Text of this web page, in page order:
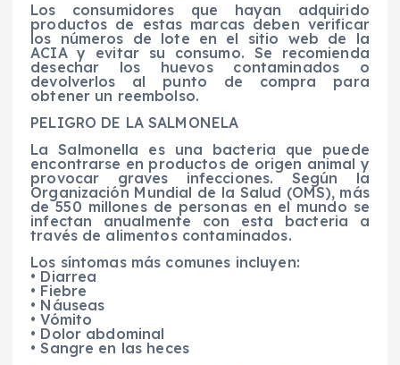
Los consumidores que hayan adquirido
productos de estas marcas deben verificar
los números de lote en el sitio web de la
ACIA y evitar su consumo. Se recomienda
desechar los huevos contaminados o
devolverlos al punto de compra para
obtener un reembolso.
PELIGRO DE LA SALMONELA
La Salmonella es una bacteria que puede
encontrarse en productos de origen animal y
provocar graves infecciones. Según la
Organización Mundial de la Salud (OMS), más
de 550 millones de personas en el mundo se
infectan anualmente con esta bacteria a
través de alimentos contaminados.
Los síntomas más comunes incluyen:
• Diarrea
• Fiebre
• Náuseas
• Vómito
• Dolor abdominal
• Sangre en las heces